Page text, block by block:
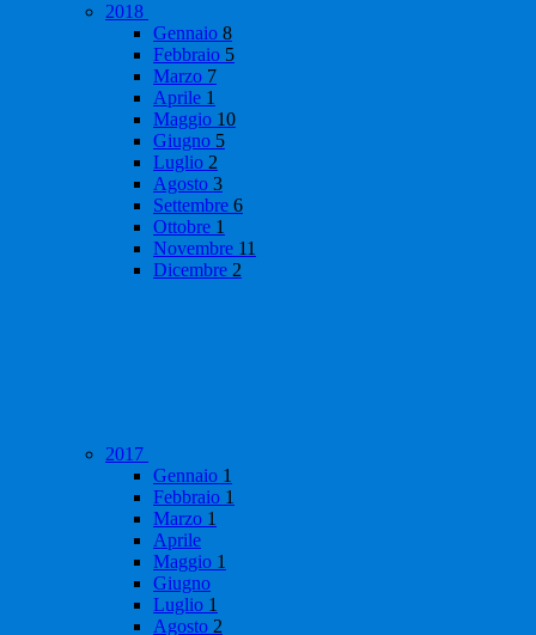
2018
Gennaio 8
Febbraio 5
Marzo 7
Aprile 1
Maggio 10
Giugno 5
Luglio 2
Agosto 3
Settembre 6
Ottobre 1
Novembre 11
Dicembre 2
2017
Gennaio 1
Febbraio 1
Marzo 1
Aprile
Maggio 1
Giugno
Luglio 1
Agosto 2